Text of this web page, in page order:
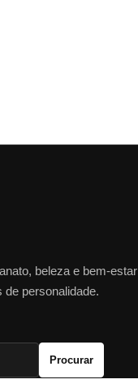
beleza e bem-estar
personalidade.
Procurar